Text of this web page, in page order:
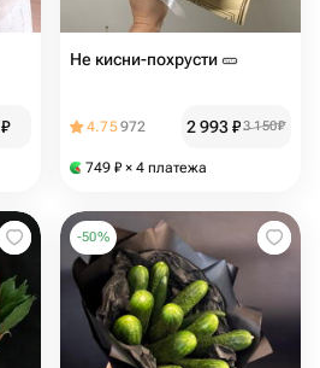
₽
Не кисни-похрусти 🥒
4.75972 2 993₽3 150₽
749 ₽ × 4 платежа
-50%